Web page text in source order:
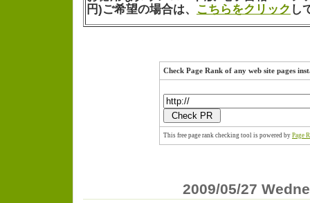
円)ご希望の場合は、
こちらをクリック し
Check Page Rank of any web site pages
This free page rank checking tool is powered by Page
2009/05/27